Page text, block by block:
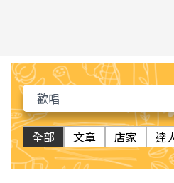
全部 文章 店家 達